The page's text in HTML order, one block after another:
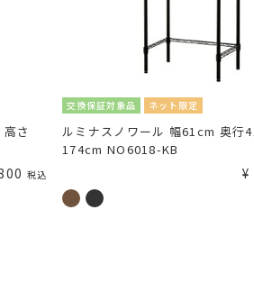
さ
税込
交換保証対象品 ネット限定
ルミナスノワール 幅61cm 奥行
174cm NO6018-KB
¥